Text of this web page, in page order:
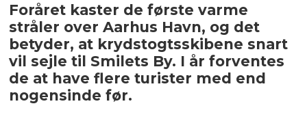
Foråret kaster de første varme
stråler over Aarhus Havn, og det
betyder, at krydstogtsskibene snart
vil sejle til Smilets By. I år forventes
de at have flere turister med end
nogensinde før.